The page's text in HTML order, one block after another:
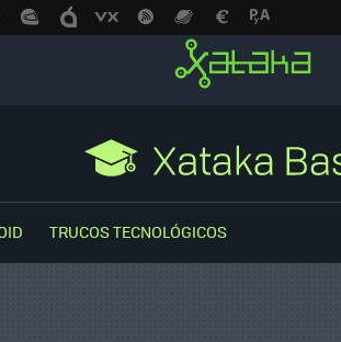
TRUCOS TECNOLÓGICOS